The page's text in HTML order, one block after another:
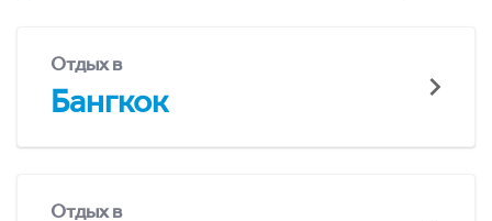
Отдых в
Бангкок
Отдых в